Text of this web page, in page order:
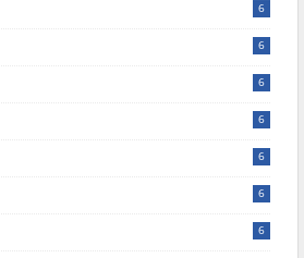
6
6
6
6
6
6
6